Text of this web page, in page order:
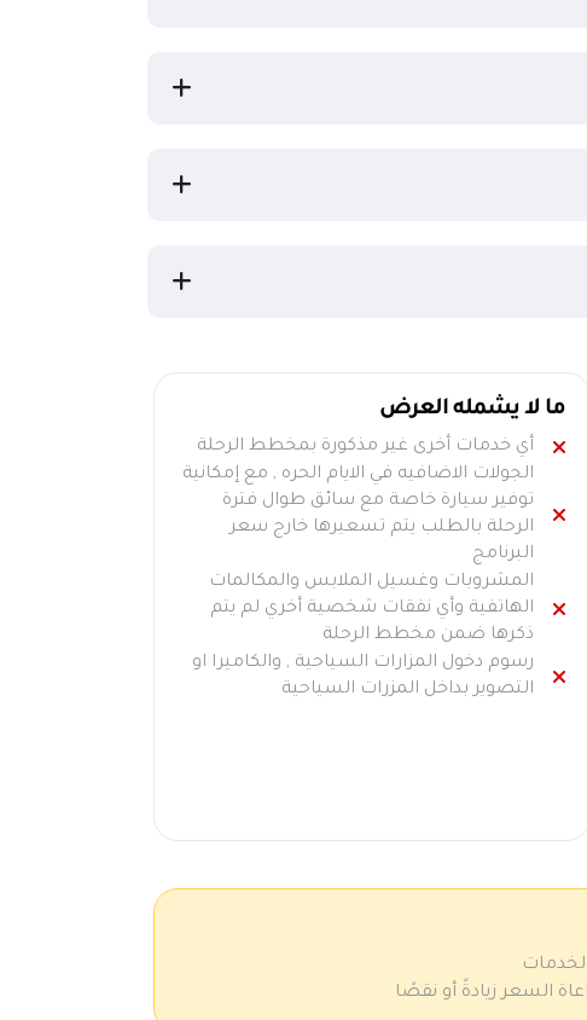
ما لا يشمله العرض
أي خدمات أخرى غير مذكورة بمخطط الرحلة
الجولات الاضافيه في الايام الحره , مع إمكانية
توفير سيارة خاصة مع سائق طوال فترة
الرحلة بالطلب يتم تسعيرها خارج سعر
البرنامج
المشروبات وغسيل الملابس والمكالمات
الهاتفية وأي نفقات شخصية أخري لم يتم
ذكرها ضمن مخطط الرحلة
رسوم دخول المزارات السياحية , والكاميرا او
التصوير بداخل المزرات السياحية
السعر زيادةً أو نقصًا